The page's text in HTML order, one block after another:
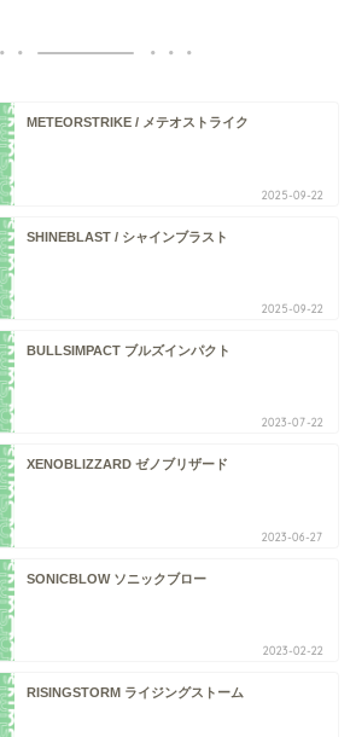
METEORSTRIKE / メテオストライク
2025-09-22
SHINEBLAST / シャインブラスト
2025-09-22
BULLSIMPACT ブルズインパクト
2023-07-22
XENOBLIZZARD ゼノブリザード
2023-06-27
SONICBLOW ソニックブロー
2023-02-22
RISINGSTORM ライジングストーム